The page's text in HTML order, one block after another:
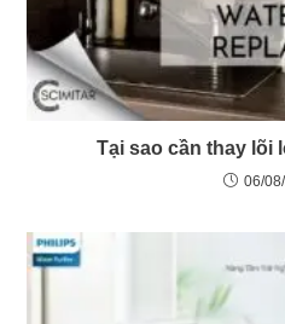
Tại sao cần thay lõi
06/